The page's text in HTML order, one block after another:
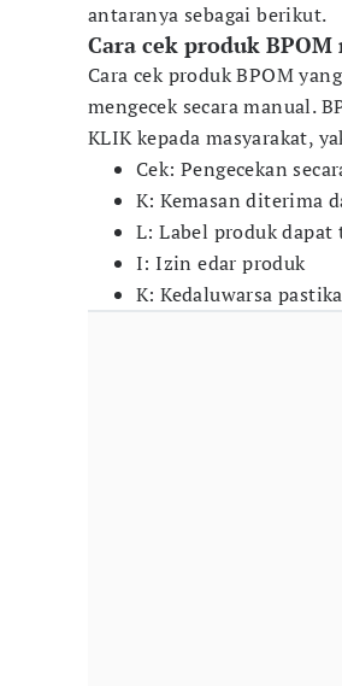
antaranya sebagai berikut.
Cara cek produk BPOM
Cara cek produk BPOM
mengecek secara manual.
KLIK kepada masyarakat,
Cek: Pengecekan
K: Kemasan diterima
L: Label produk dapat
I: Izin edar produk
K: Kedaluwarsa